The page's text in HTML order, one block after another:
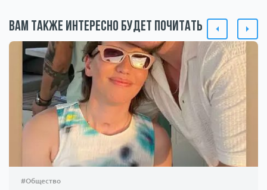
Вам также интересно будет почитать
#Общество